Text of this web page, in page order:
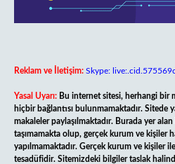
Reklam ve İletişim: Skype:
Yasal Uyarı: Bu internet sitesi, herhangi bir
hiçbir bağlantısı bulunmamaktadır. Sitede
makaleler paylaşılmaktadır. Burada yer
taşımamakta olup, gerçek kurum ve kişiler
yapılmamaktadır. Gerçek kurum ve kişiler
tesadüfidir. Sitemizdeki bilgiler taslak